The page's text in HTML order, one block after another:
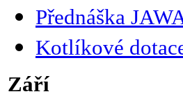
Přednáška
Kotlíkové
Září